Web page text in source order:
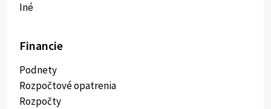
Iné
Financie
Podnety
Rozpočtové opatrenia
Rozpočty